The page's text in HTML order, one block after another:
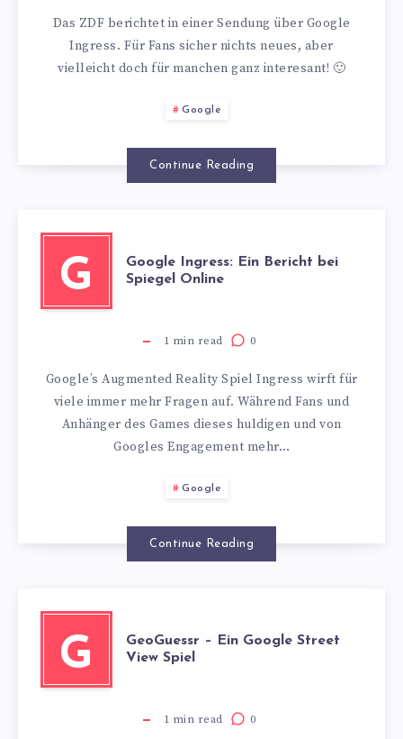
Das ZDF berichtet in einer Sendung über Google
Ingress. Für Fans sicher nichts neues, aber
vielleicht doch für manchen ganz interesant! 🙂
Google
Continue Reading
G
Google Ingress: Ein Bericht bei
Spiegel Online
1 min read 0
Google’s Augmented Reality Spiel Ingress wirft für
viele immer mehr Fragen auf. Während Fans und
Anhänger des Games dieses huldigen und von
Googles Engagement mehr…
Google
Continue Reading
G
GeoGuessr – Ein Google Street
View Spiel
1 min read 0